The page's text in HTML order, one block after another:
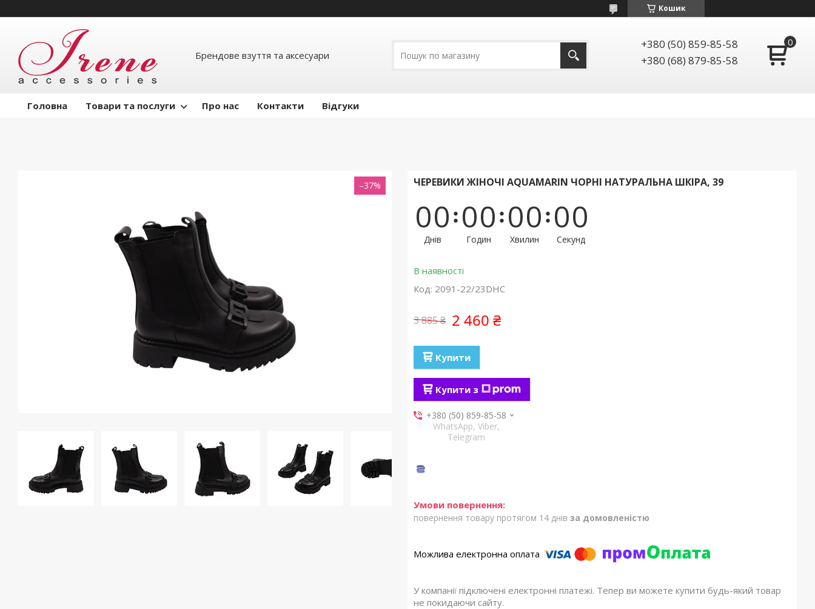
Кошик
Брендове взуття та аксесуари
+380 (50) 859-85-58
+380 (68) 879-85-58
Головна Товари та послуги Про нас Контакти Відгуки
–37% ЧЕРЕВИКИ ЖІНОЧІ AQUAMARIN ЧОРНІ НАТУРАЛЬНА ШКІРА, 39
00
Днів
00
Годин
00
Хвилин
00
Секунд
В наявності
Код: 2091-22/23DHC
3 885 ₴ 2 460 ₴
Купити
Купити з
+380 (50) 859-85-58
WhatsApp, Viber,
Telegram
повернення товару протягом 14 днів за домовленістю
У компанії підключені електронні платежі. Тепер ви можете купити будь-який товар
не покидаючи сайту.